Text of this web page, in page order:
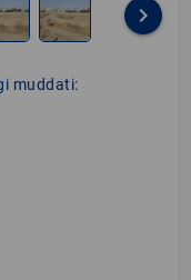
keyboard_arrow_right
muddati: